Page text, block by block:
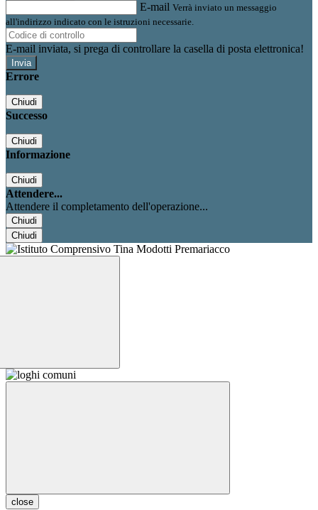
E-mail Verrà inviato un messaggio
all'indirizzo indicato con le istruzioni necessarie.
E-mail inviata, si prega di controllare la casella di posta elettronica!
Errore
Chiudi
Successo
Chiudi
Informazione
Chiudi
Attendere...
Attendere il completamento dell'operazione...
Chiudi
Chiudi
close